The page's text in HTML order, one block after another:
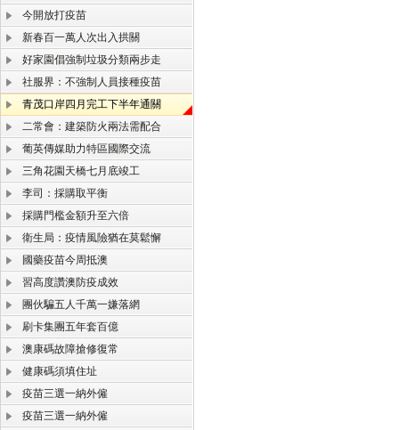
今開放打疫苗
新春百一萬人次出入拱關
好家園倡強制垃圾分類兩步走
社服界：不強制人員接種疫苗
青茂口岸四月完工下半年通關
二常會：建築防火兩法需配合
葡英傳媒助力特區國際交流
三角花園天橋七月底竣工
李司：採購取平衡
採購門檻金額升至六倍
衛生局：疫情風險猶在莫鬆懈
國藥疫苗今周抵澳
習高度讚澳防疫成效
團伙騙五人千萬一嫌落網
刷卡集團五年套百億
澳康碼故障搶修復常
健康碼須填住址
疫苗三選一納外僱
疫苗三選一納外僱